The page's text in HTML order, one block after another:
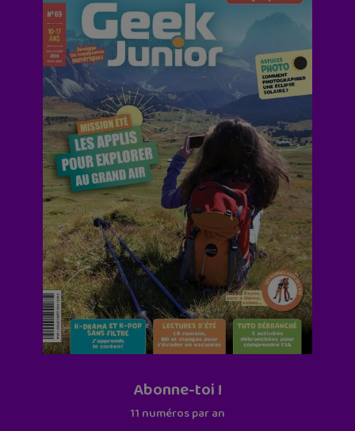
Abonne-toi !
11 numéros par an